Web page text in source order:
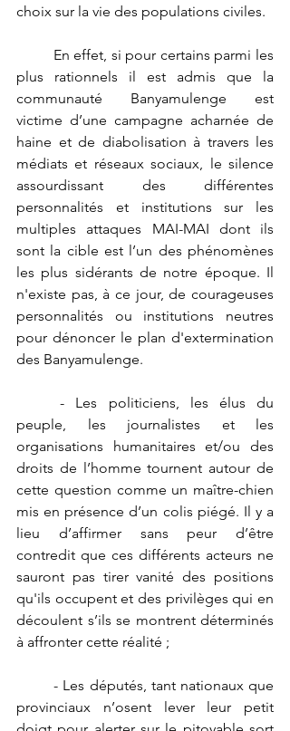
choix sur la vie des populations civiles.
plus rationnels il est admis que la
communauté Banyamulenge est
victime d’une campagne acharnée de
haine et de diabolisation à travers les
médiats et réseaux sociaux, le silence
assourdissant des différentes
personnalités et institutions sur les
multiples attaques MAI-MAI dont ils
sont la cible est l’un des phénomènes
les plus sidérants de notre époque. Il
n'existe pas, à ce jour, de courageuses
personnalités ou institutions neutres
pour dénoncer le plan d'extermination
des Banyamulenge.
	- Les politiciens, les élus du
peuple, les journalistes et les
organisations humanitaires et/ou des
droits de l’homme tournent autour de
cette question comme un maître-chien
mis en présence d’un colis piégé. Il y a
lieu d’affirmer sans peur d’être
contredit que ces différents acteurs ne
sauront pas tirer vanité des positions
qu'ils occupent et des privilèges qui en
découlent s’ils se montrent déterminés
à affronter cette réalité ;
	- Les députés, tant nationaux que
provinciaux n’osent lever leur petit